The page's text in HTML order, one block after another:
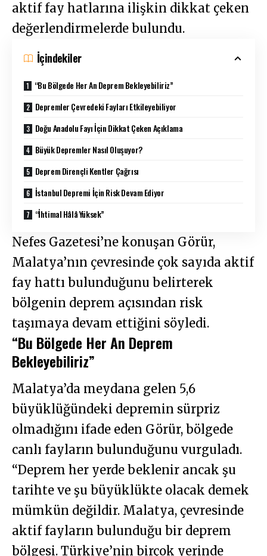
aktif fay hatlarına ilişkin dikkat çeken
değerlendirmelerde bulundu.
İçindekiler
“Bu Bölgede Her An Deprem Bekleyebiliriz”
Depremler Çevredeki Fayları Etkileyebiliyor
Doğu Anadolu Fayı İçin Dikkat Çeken Açıklama
Büyük Depremler Nasıl Oluşuyor?
Deprem Dirençli Kentler Çağrısı
İstanbul Depremi İçin Risk Devam Ediyor
“İhtimal Hâlâ Yüksek”
Nefes Gazetesi’ne konuşan Görür,
Malatya’nın çevresinde çok sayıda aktif
fay hattı bulunduğunu belirterek
bölgenin deprem açısından risk
taşımaya devam ettiğini söyledi.
“Bu Bölgede Her An Deprem
Bekleyebiliriz”
Malatya’da meydana gelen 5,6
büyüklüğündeki depremin sürpriz
olmadığını ifade eden Görür, bölgede
canlı fayların bulunduğunu vurguladı.
“Deprem her yerde beklenir ancak şu
tarihte ve şu büyüklükte olacak demek
mümkün değildir. Malatya, çevresinde
aktif fayların bulunduğu bir deprem
bölgesi. Türkiye’nin birçok yerinde